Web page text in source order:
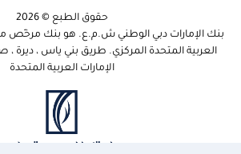
حقوق الطبع © 2026
بنك الإمارات دبي الوطني ش.م.ع. هو بنك مرخّص
الإمارات العربية المتحدة